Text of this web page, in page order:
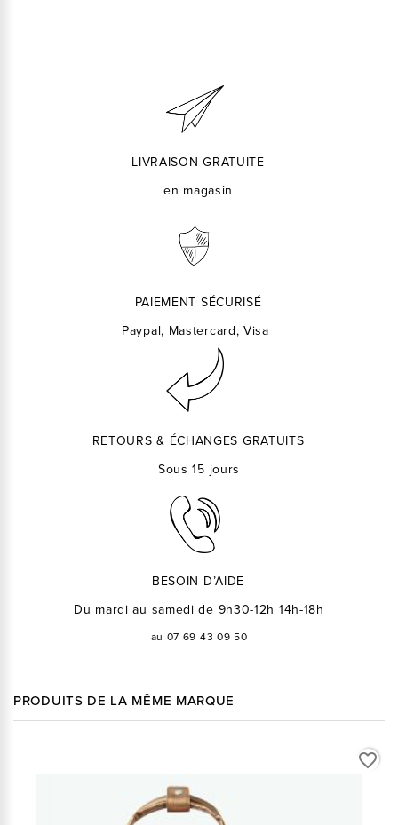
LIVRAISON GRATUITE
en magasin
PAIEMENT SÉCURISÉ
Paypal, Mastercard, Visa
RETOURS & ÉCHANGES GRATUITS
Sous 15 jours
BESOIN D’AIDE
Du mardi au samedi de 9h30-12h 14h-18h
au 07 69 43 09 50
PRODUITS DE LA MÊME MARQUE
favorite_border